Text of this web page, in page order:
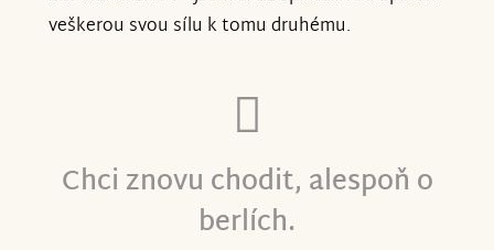
veškerou svou sílu k tomu druhému.
Chci znovu chodit, alespoň o
berlích.